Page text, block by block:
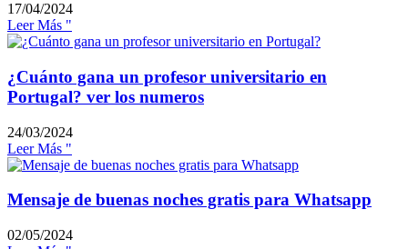
17/04/2024
Leer Más "
¿Cuánto gana un profesor universitario en
Portugal? ver los numeros
24/03/2024
Leer Más "
Mensaje de buenas noches gratis para Whatsapp
02/05/2024